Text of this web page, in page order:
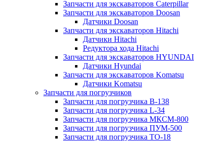
Запчасти для экскаваторов Caterpillar
Запчасти для экскаваторов Doosan
Датчики Doosan
Запчасти для экскаваторов Hitachi
Датчики Hitachi
Редуктора хода Hitachi
Запчасти для экскаваторов HYUNDAI
Датчики Hyundai
Запчасти для экскаваторов Komatsu
Датчики Komatsu
Запчасти для погрузчиков
Запчасти для погрузчика B-138
Запчасти для погрузчика L-34
Запчасти для погрузчика МКСМ-800
Запчасти для погрузчика ПУМ-500
Запчасти для погрузчика ТО-18